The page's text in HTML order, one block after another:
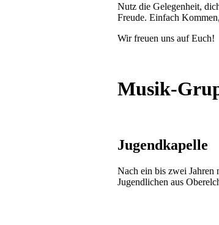
Nutz die Gelegenheit,
Freude. Einfach
Wir freuen uns auf Euch!
Musik-
Jugendkapelle
Nach ein bis zwei Jahren
Jugendlichen aus